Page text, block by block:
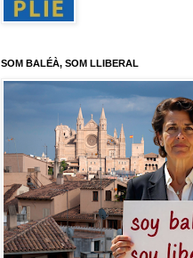
SOM BALÉÀ, SOM LLIBERAL